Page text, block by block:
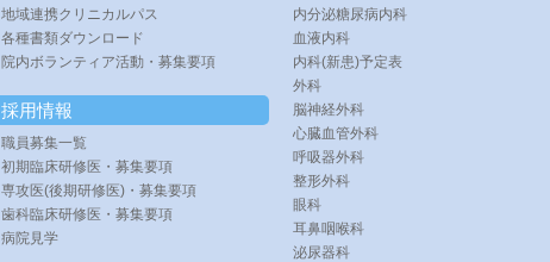
地域連携クリニカルパス
各種書類ダウンロード
院内ボランティア活動・募集要項
採用情報
職員募集一覧
初期臨床研修医・募集要項
専攻医(後期研修医)・募集要項
歯科臨床研修医・募集要項
病院見学
内分泌糖尿病内科
血液内科
内科(新患)予定表
外科
脳神経外科
心臓血管外科
呼吸器外科
整形外科
眼科
耳鼻咽喉科
泌尿器科